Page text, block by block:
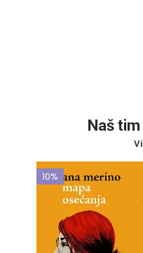
Naš
10%